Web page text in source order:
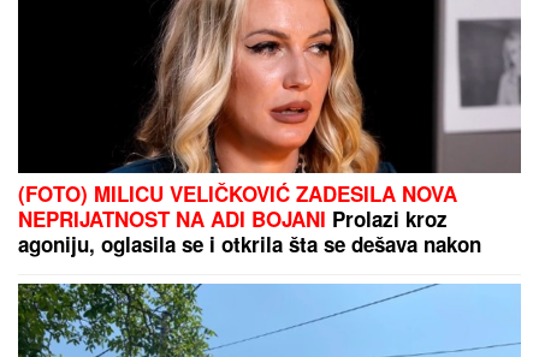
KRVAVI EVRIDok su Milica i Marko mučili pekara
(73) tokom intimnog odnosa, Martina (30) je u
"puntu" radila JEDNU stvar! (FOTO, VIDEO)
DVOJICA RADNIKA POVREĐENA U
FABRICI
Incident u Kikindi: Jedan
hitno prevezen u Novi Sad